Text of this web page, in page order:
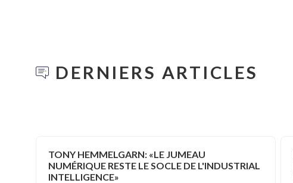
DERNIERS ARTICLES
TONY HEMMELGARN: «LE JUMEAU
NUMÉRIQUE RESTE LE SOCLE DE L'INDUSTRIAL
INTELLIGENCE»